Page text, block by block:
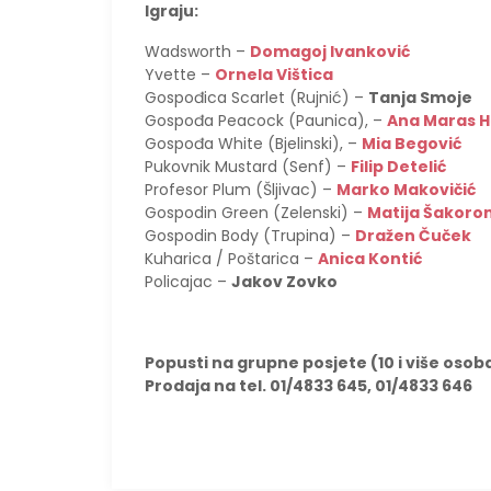
Igraju:
Wadsworth – Domagoj Ivanković
Yvette – Ornela Vištica
Gospođica Scarlet (Rujnić) – Tanja Smoje
Gospođa Peacock (Paunica), – Ana Maras
Gospođa White (Bjelinski), – Mia Begović
Pukovnik Mustard (Senf) – Filip Detelić
Profesor Plum (Šljivac) – Marko Makovičić
Gospodin Green (Zelenski) – Matija
Gospodin Body (Trupina) – Dražen Čuček
Kuharica / Poštarica – Anica Kontić
Policajac – Jakov Zovko
Popusti na grupne posjete (10 i više
Prodaja na tel. 01/4833 645, 01/4833 646